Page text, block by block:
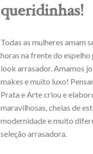
queridinhas!
Todas as mulheres amam
horas na frente do
look arrasador. Amamos
makes e muito luxo!
Prata e Arte criou e
maravilhosas, cheias de
modernidade e muito
seleção arrasadora.